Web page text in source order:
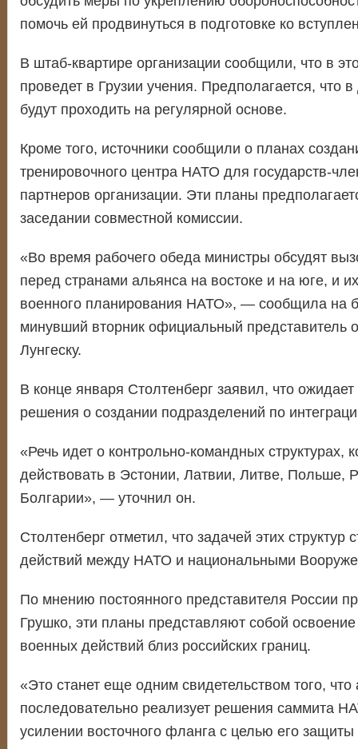
помочь ей продвинуться в подготовке ко
В штаб-квартире организации сообщили, что в
проведет в Грузии учения. Предполагается, что
будут проходить на регулярной основе.
Кроме того, источники сообщили о планах
тренировочного центра НАТО для государств-
партнеров организации. Эти планы
заседании совместной комиссии.
«Во время рабочего обеда министры обсудят
перед странами альянса на востоке и на юге, и
военного планирования НАТО», — сообщила на
минувший вторник официальный представитель
Лунгеску.
В конце января Столтенберг заявил, что ожидает
решения о создании подразделений по
«Речь идет о контрольно-командных структурах,
действовать в Эстонии, Латвии, Литве, Польше,
Болгарии», — уточнил он.
Столтенберг отметил, что задачей этих структур
действий между НАТО и национальными
По мнению постоянного представителя России
Грушко, эти планы представляют собой
военных действий близ российских границ.
«Это станет еще одним свидетельством того, что
последовательно реализует решения саммита
усилении восточного фланга с целью его